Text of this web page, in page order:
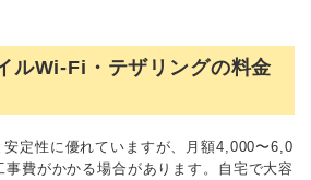
ルWi-Fi・テザリングの料金
定性に優れていますが、月額4,000〜6,0
費がかかる場合があります。自宅で大容